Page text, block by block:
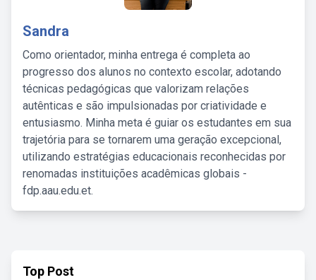
Sandra
Como orientador, minha entrega é completa ao
progresso dos alunos no contexto escolar, adotando
técnicas pedagógicas que valorizam relações
autênticas e são impulsionadas por criatividade e
entusiasmo. Minha meta é guiar os estudantes em sua
trajetória para se tornarem uma geração excepcional,
utilizando estratégias educacionais reconhecidas por
renomadas instituições acadêmicas globais -
fdp.aau.edu.et.
Top Post